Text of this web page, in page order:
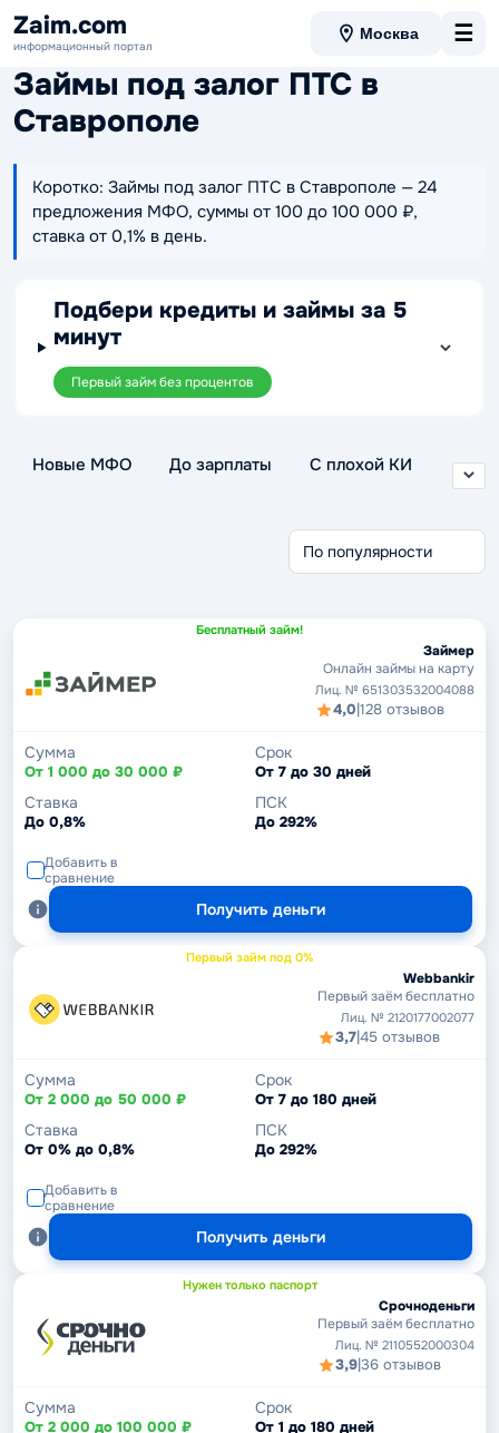
Zaim.com
информационный портал
Москва ☰
Займы под залог ПТС в
Ставрополе
Коротко: Займы под залог ПТС в Ставрополе — 24
предложения МФО, суммы от 100 до 100 000 ₽,
ставка от 0,1% в день.
Подбери кредиты и займы за 5
минут
Первый займ без процентов
Новые МФО До зарплаты С плохой КИ
Срочные займы
Бесплатный займ!
Займер
Онлайн займы на карту
Лиц. № 651303532004088
4,0|128 отзывов
Сумма
От 1 000 до 30 000 ₽
Срок
От 7 до 30 дней
Ставка
До 0,8%
ПСК
До 292%
Добавить в
сравнение
Получить деньги
Первый займ под 0%
Webbankir
Первый заём бесплатно
Лиц. № 2120177002077
3,7|45 отзывов
Сумма
От 2 000 до 50 000 ₽
Срок
От 7 до 180 дней
Ставка
От 0% до 0,8%
ПСК
До 292%
Добавить в
сравнение
Получить деньги
Нужен только паспорт
Срочноденьги
Первый заём бесплатно
Лиц. № 2110552000304
3,9|36 отзывов
Сумма
От 2 000 до 100 000 ₽
Срок
От 1 до 180 дней